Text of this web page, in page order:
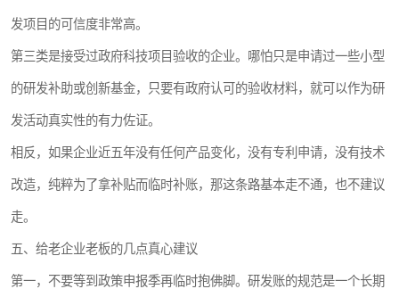
发项目的可信度非常高。
第三类是接受过政府科技项目验收的企业。哪怕只是申请过一些小型
的研发补助或创新基金，只要有政府认可的验收材料，就可以作为研
发活动真实性的有力佐证。
相反，如果企业近五年没有任何产品变化，没有专利申请，没有技术
改造，纯粹为了拿补贴而临时补账，那这条路基本走不通，也不建议
走。
五、给老企业老板的几点真心建议
第一，不要等到政策申报季再临时抱佛脚。研发账的规范是一个长期